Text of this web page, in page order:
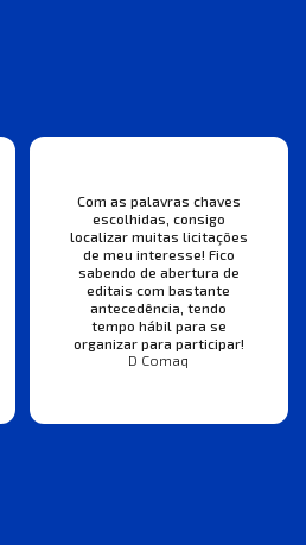
Com as palavras chaves
escolhidas, consigo
localizar muitas licitações
de meu interesse! Fico
sabendo de abertura de
editais com bastante
antecedência, tendo
tempo hábil para se
organizar para participar!
D Comaq